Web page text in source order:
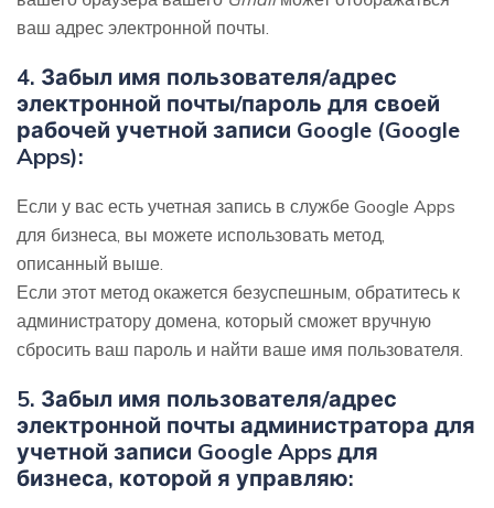
ваш адрес электронной почты.
4. Забыл имя пользователя/адрес
электронной почты/пароль для своей
рабочей учетной записи Google (Google
Apps):
Если у вас есть учетная запись в службе Google Apps
для бизнеса, вы можете использовать метод,
описанный выше.
Если этот метод окажется безуспешным, обратитесь к
администратору домена, который сможет вручную
сбросить ваш пароль и найти ваше имя пользователя.
5. Забыл имя пользователя/адрес
электронной почты администратора для
учетной записи Google Apps для
бизнеса, которой я управляю: